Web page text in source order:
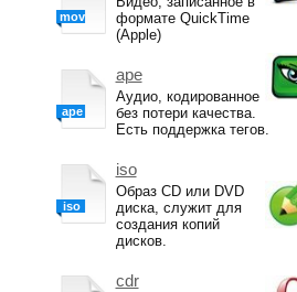
mov
формате QuickTime
(Apple)
ape
ape
Аудио, кодированное
без потери качества.
Есть поддержка тегов.
iso
iso
Образ CD или DVD
диска, служит для
создания копий
дисков.
cdr